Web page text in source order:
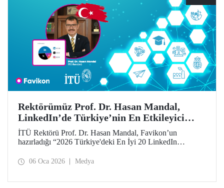
Rektörümüz Prof. Dr. Hasan Mandal,
LinkedIn’de Türkiye’nin En Etkileyici
İsimleri Arasında
İTÜ Rektörü Prof. Dr. Hasan Mandal, Favikon’un
hazırladığı “2026 Türkiye'deki En İyi 20 LinkedIn
06 Oca 2026 Medya